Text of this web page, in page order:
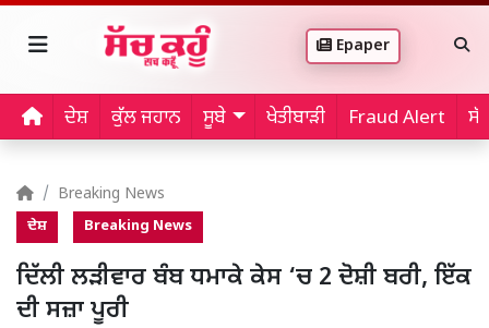
Epaper
ਦੇਸ਼ ਕੁੱਲ ਜਹਾਨ ਸੂਬੇ ਖੇਤੀਬਾੜੀ Fraud Alert
Breaking News
ਦੇਸ਼ Breaking News
ਦਿੱਲੀ ਲੜੀਵਾਰ ਬੰਬ ਧਮਾਕੇ ਕੇਸ ‘ਚ 2 ਦੋਸ਼ੀ ਬਰੀ, ਇੱਕ
ਦੀ ਸਜ਼ਾ ਪੂਰੀ